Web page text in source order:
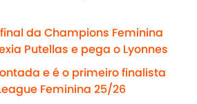
da Champions Feminina
Putellas e pega o Lyonnes
e é o primeiro finalista
Feminina 25/26